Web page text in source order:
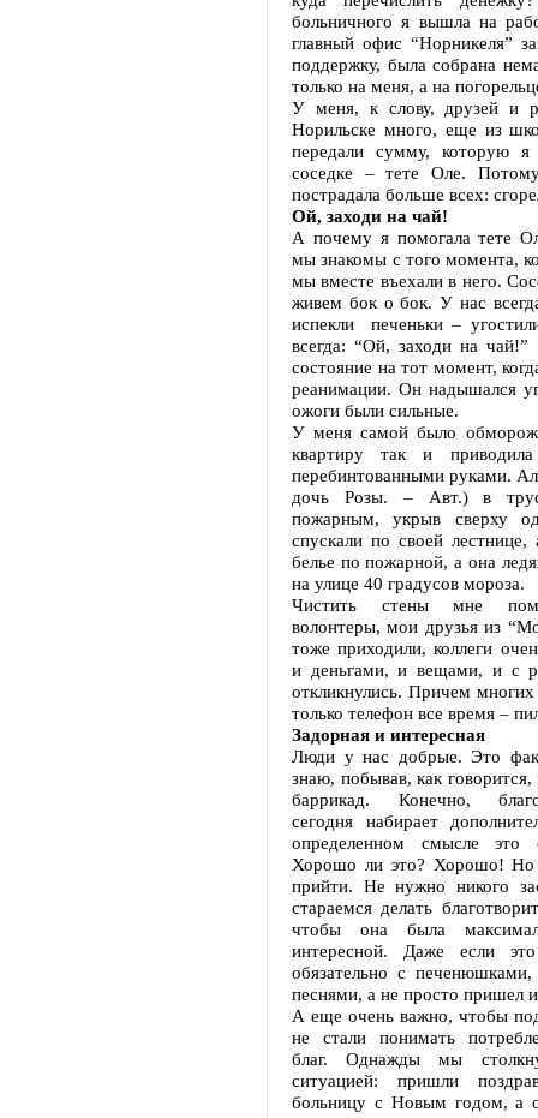
больничного я вышла на
главный офис “Норникеля”
поддержку, была собрана
только на меня, а на
У меня, к слову, друзей и
Норильске много, еще из
передали сумму, которую я
соседке – тете Оле.
пострадала больше всех:
Ой, заходи на чай!
А почему я помогала тете
мы знакомы с того момента,
мы вместе въехали в него.
живем бок о бок. У нас
испекли печеньки –
всегда: “Ой, заходи на
состояние на тот момент,
реанимации. Он надышался
ожоги были сильные.
У меня самой было
квартиру так и
перебинтованными руками.
дочь Розы. – Авт.) в
пожарным, укрыв сверху
спускали по своей
белье по пожарной, а она
на улице 40 градусов мороза.
Чистить стены мне
волонтеры, мои друзья из
тоже приходили, коллеги
и деньгами, и вещами, и с
откликнулись. Причем
только телефон все время –
Задорная и интересная
Люди у нас добрые. Это
знаю, побывав, как
баррикад. Конечно,
сегодня набирает
определенном смысле это
Хорошо ли это? Хорошо!
прийти. Не нужно никого
стараемся делать
чтобы она была
интересной. Даже если
обязательно с
песнями, а не просто пришел
А еще очень важно, чтобы
не стали понимать
благ. Однажды мы
ситуацией: пришли
больницу с Новым годом, а